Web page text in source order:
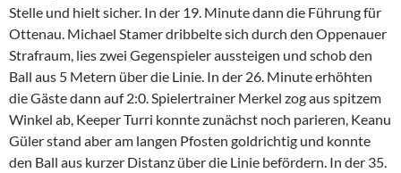
Stelle und hielt sicher. In der 19. Minute dann die Führung für
Ottenau. Michael Stamer dribbelte sich durch den Oppenauer
Strafraum, lies zwei Gegenspieler aussteigen und schob den
Ball aus 5 Metern über die Linie. In der 26. Minute erhöhten
die Gäste dann auf 2:0. Spielertrainer Merkel zog aus spitzem
Winkel ab, Keeper Turri konnte zunächst noch parieren, Keanu
Güler stand aber am langen Pfosten goldrichtig und konnte
den Ball aus kurzer Distanz über die Linie befördern. In der 35.